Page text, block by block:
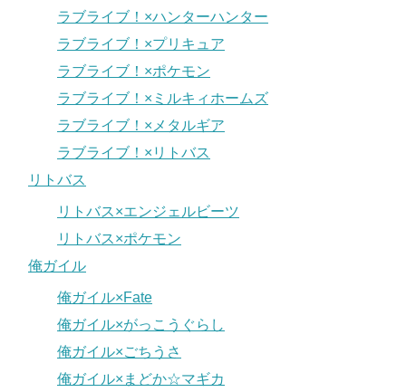
ラブライブ！×ハンターハンター
ラブライブ！×プリキュア
ラブライブ！×ポケモン
ラブライブ！×ミルキィホームズ
ラブライブ！×メタルギア
ラブライブ！×リトバス
リトバス
リトバス×エンジェルビーツ
リトバス×ポケモン
俺ガイル
俺ガイル×Fate
俺ガイル×がっこうぐらし
俺ガイル×ごちうさ
俺ガイル×まどか☆マギカ